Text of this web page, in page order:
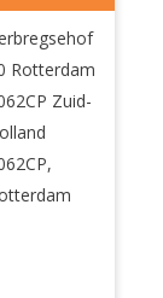
Rotterdam
Zuid-